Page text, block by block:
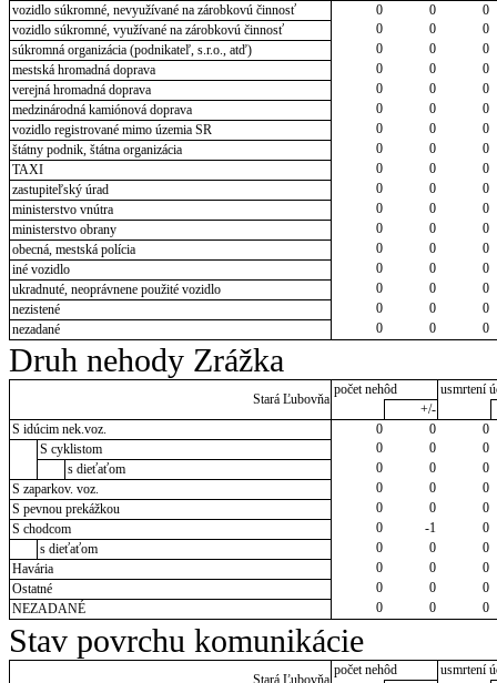
vozidlo súkromné, nevyužívané na zárobkovú činnosť
0 0
0
vozidlo súkromné, využívané na zárobkovú činnosť
0 0
0
súkromná organizácia (podnikateľ, s.r.o., atď)
0 0
0
mestská hromadná doprava
0 0
0
verejná hromadná doprava
0 0
0
medzinárodná kamiónová doprava
0 0
0
vozidlo registrované mimo územia SR
0 0
0
štátny podnik, štátna organizácia
0 0
0
TAXI
0 0
0
zastupiteľský úrad
0 0
0
ministerstvo vnútra
0 0
0
ministerstvo obrany
0 0
0
obecná, mestská polícia
0 0
0
iné vozidlo
0 0
0
ukradnuté, neoprávnene použité vozidlo
0 0
0
nezistené
0 0
0
nezadané
0 0 0
Druh nehody Zrážka
Stará Ľubovňa
počet nehôd
usmrtení
+/-
S idúcim nek.voz.
0 0
0
S cyklistom
0 0
0
s dieťaťom
0 0
0
S zaparkov. voz.
0 0
0
S pevnou prekážkou
0 0
0
S chodcom
0 -1
0
s dieťaťom
0 0
0
Havária
0 0
0
Ostatné
0 0
0
NEZADANÉ
0 0 0
Stav povrchu komunikácie
Stará Ľubovňa
počet nehôd
usmrtení